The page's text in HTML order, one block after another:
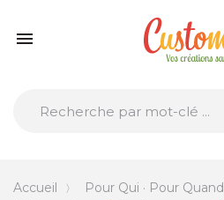

Accueil Pour Qui · Pour Quand